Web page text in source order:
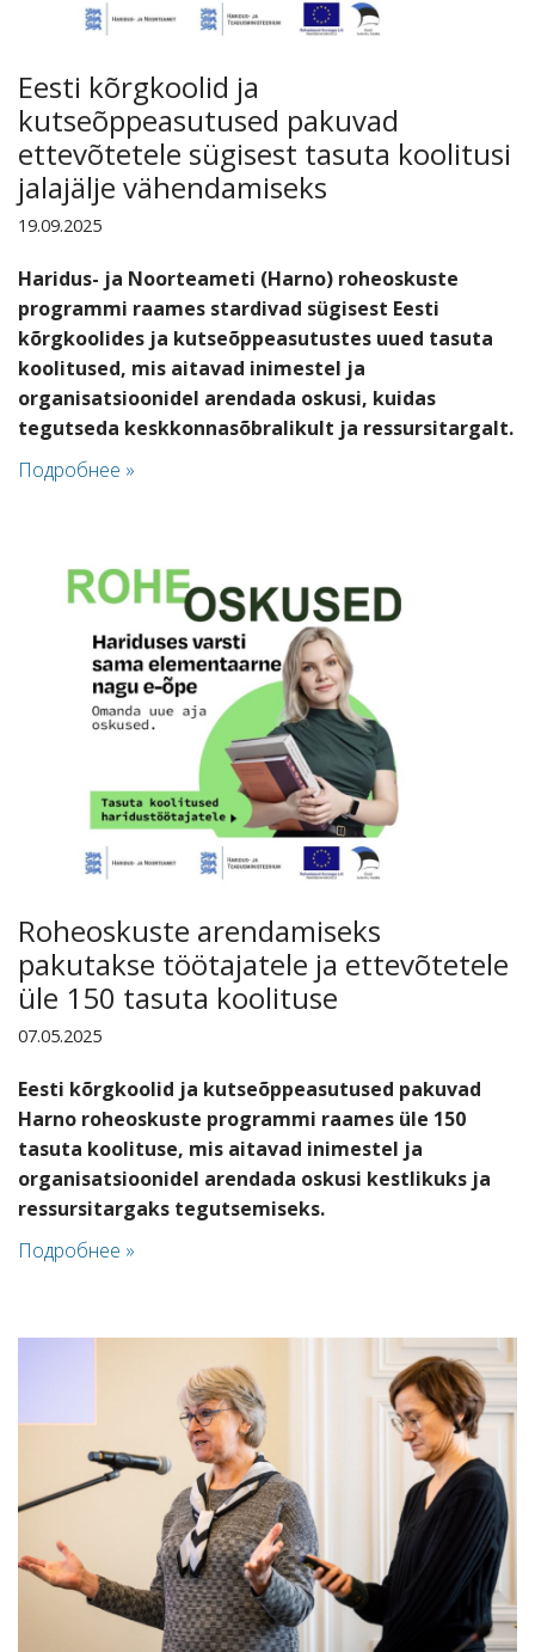
Eesti kõrgkoolid ja
kutseõppeasutused pakuvad
ettevõtetele sügisest tasuta koolitusi
jalajälje vähendamiseks
19.09.2025
Haridus- ja Noorteameti (Harno) roheoskuste
programmi raames stardivad sügisest Eesti
kõrgkoolides ja kutseõppeasutustes uued tasuta
koolitused, mis aitavad inimestel ja
organisatsioonidel arendada oskusi, kuidas
tegutseda keskkonnasõbralikult ja ressursitargalt.
Подробнее »
Roheoskuste arendamiseks
pakutakse töötajatele ja ettevõtetele
üle 150 tasuta koolituse
07.05.2025
Eesti kõrgkoolid ja kutseõppeasutused pakuvad
Harno roheoskuste programmi raames üle 150
tasuta koolituse, mis aitavad inimestel ja
organisatsioonidel arendada oskusi kestlikuks ja
ressursitargaks tegutsemiseks.
Подробнее »